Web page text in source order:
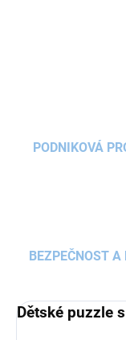
PODNIKOVÁ
BEZPEČNOST
Dětské puzzle